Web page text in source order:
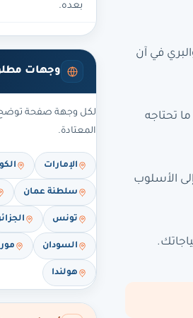
في آن
تحتاجه
الأسلوب
بعده.
وجهات
لكل وجهة صفحة توضح
المعتادة.
الإمارات
سلطنة عمان
تونس
السودان
هولندا